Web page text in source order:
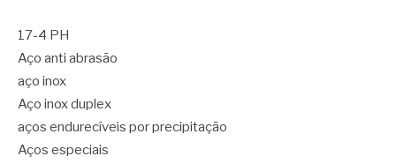
17-4 PH
Aço anti abrasão
aço inox
Aço inox duplex
aços endurecíveis por precipitação
Aços especiais